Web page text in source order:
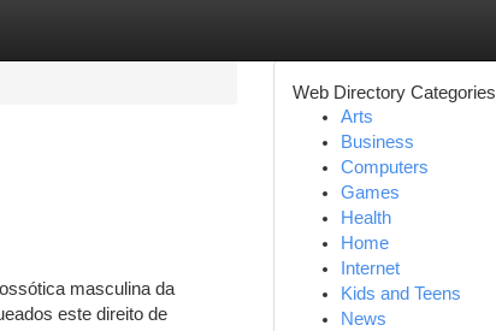
masculina da
este direito de
Web Directory Categories
Arts
Business
Computers
Games
Health
Home
Internet
Kids and Teens
News